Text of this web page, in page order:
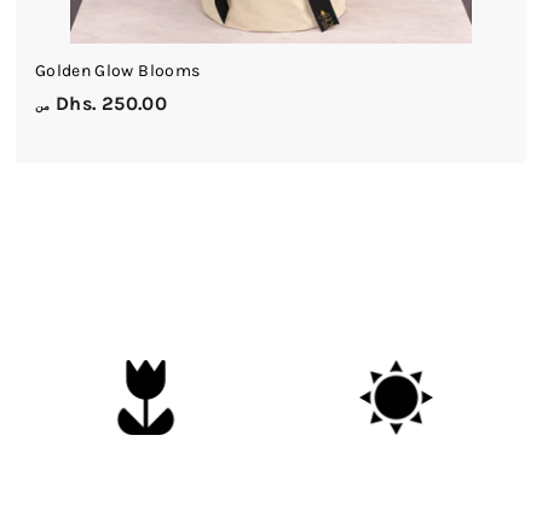
Golden Glow Blooms
من Dhs. 250.00م
0